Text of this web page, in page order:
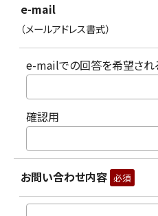
e-mail
（メールアドレス書式）
e-mailでの回答を希望され
確認用
お問い合わせ内容 必須